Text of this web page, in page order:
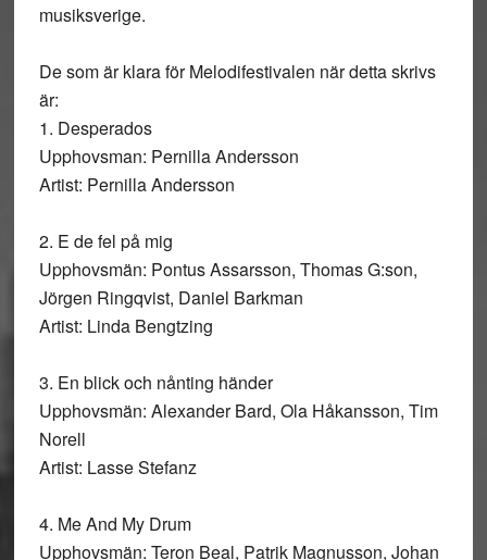
musiksverige.
De som är klara för Melodifestivalen när detta skrivs
är:
1. Desperados
Upphovsman: Pernilla Andersson
Artist: Pernilla Andersson
2. E de fel på mig
Upphovsmän: Pontus Assarsson, Thomas G:son,
Jörgen Ringqvist, Daniel Barkman
Artist: Linda Bengtzing
3. En blick och nånting händer
Upphovsmän: Alexander Bard, Ola Håkansson, Tim
Norell
Artist: Lasse Stefanz
4. Me And My Drum
Upphovsmän: Teron Beal, Patrik Magnusson, Johan